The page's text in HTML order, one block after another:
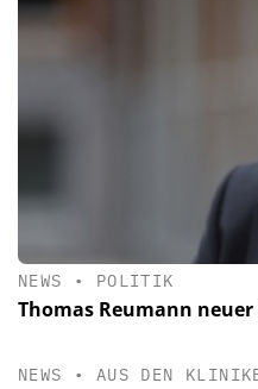
NEWS • POLITIK
Thomas Reumann neuer
NEWS • AUS DEN